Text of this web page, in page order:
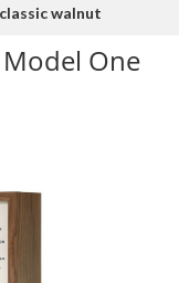
walnut
One